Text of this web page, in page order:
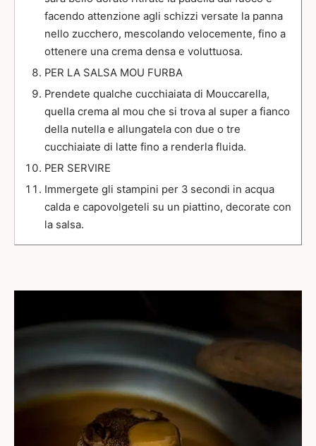
facendo attenzione agli schizzi versate la panna
nello zucchero, mescolando velocemente, fino a
ottenere una crema densa e voluttuosa.
PER LA SALSA MOU FURBA
Prendete qualche cucchiaiata di Mouccarella,
quella crema al mou che si trova al super a fianco
della nutella e allungatela con due o tre
cucchiaiate di latte fino a renderla fluida.
PER SERVIRE
Immergete gli stampini per 3 secondi in acqua
calda e capovolgeteli su un piattino, decorate con
la salsa.